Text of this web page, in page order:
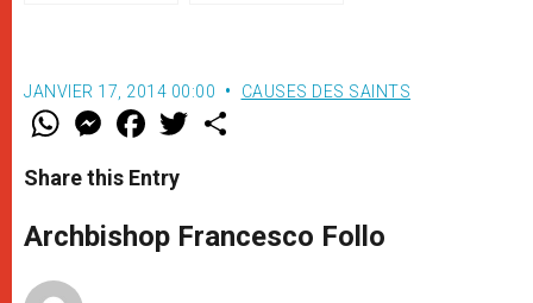
JANVIER 17, 2014 00:00 CAUSES DES SAINTS
W
t
s
p
p
M
e
s
e
g
e
F
a
e
b
o
k
w
r
Share this Entry
Archbishop Francesco Follo